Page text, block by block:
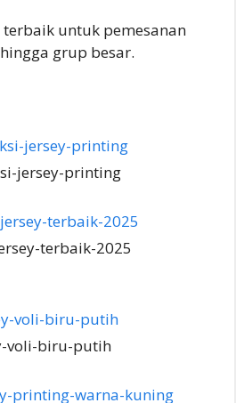
untuk pemesanan
grup besar.
jersey-printing
terbaik-2025
voli-biru-putih